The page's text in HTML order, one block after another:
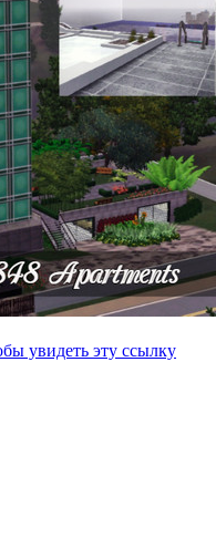
увидеть эту ссылку